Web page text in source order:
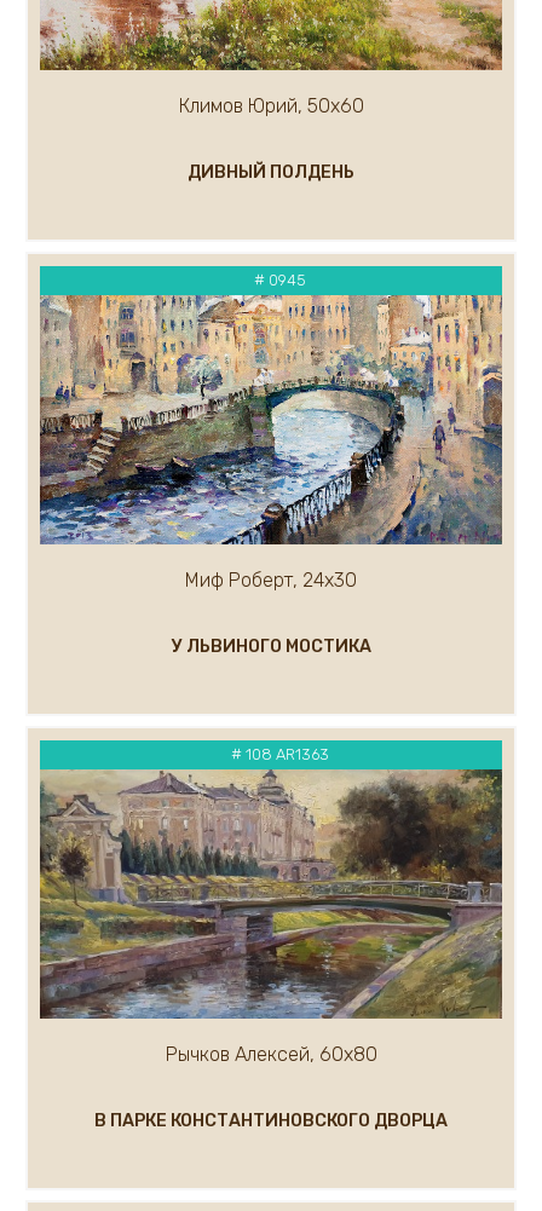
Кремер Марк
Кремер Александр
Кузнецов Андрей
Лавров А.
Курашова Елена
Ледяев Сергей
Крюков Александр
Литвишков Алексей
Кукса Василий
Липак Владимир
Липатова Алла
Макаров Сергей
Мальков Кирилл
Мельникова Евгения
Миронов Геннадий
Митин Дмитрий
Миф Роберт
Михалев Николай
Миханков Сергей
Показать ещё...(100)
Климов Юрий, 50х60
ДИВНЫЙ ПОЛДЕНЬ
# 0945
Миф Роберт, 24х30
У ЛЬВИНОГО МОСТИКА
# 108 AR1363
Рычков Алексей, 60х80
В ПАРКЕ КОНСТАНТИНОВСКОГО ДВОРЦА